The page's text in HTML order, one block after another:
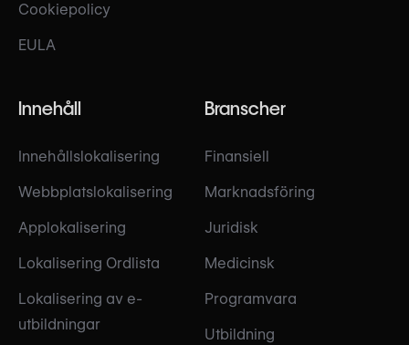
Cookiepolicy
EULA
Innehåll
Innehållslokalisering
Webbplatslokalisering
Applokalisering
Lokalisering Ordlista
Lokalisering av e-
utbildningar
Branscher
Finansiell
Marknadsföring
Juridisk
Medicinsk
Programvara
Utbildning